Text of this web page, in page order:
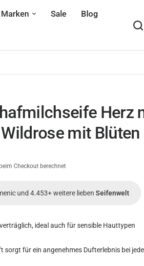
Marken Sale Blog
Herz
mit Blüten
Checkout berechnet
und 4.453+ weitere liebenSeifenwelt
ideal auch für sensible Hauttypen
sorgt für ein angenehmes Dufterlebnis bei